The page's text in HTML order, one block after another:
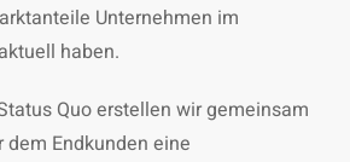
Unternehmen im
haben.
Quo erstellen wir gemeinsam
Endkunden eine